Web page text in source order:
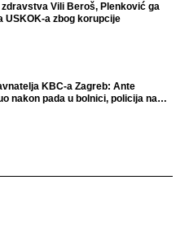
Vili Beroš, Plenković ga
USKOK-a zbog korupcije
KBC-a Zagreb: Ante
nakon pada u bolnici, policija na